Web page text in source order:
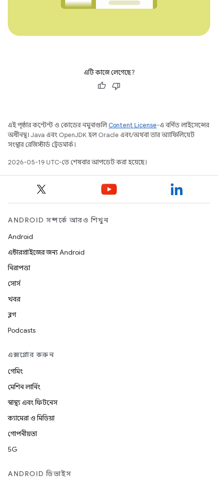
এটি কাজে লেগেছে?
এই পৃষ্ঠার কন্টেন্ট ও কোডের নমুনাগুলিContent License-এ বর্ণিত লাইসেন্সের
অধীনস্থ। Java এবং OpenJDK হল Oracle এবং/অথবা তার অ্যাফিলিয়েট
সংস্থার রেজিস্টার্ড ট্রেডমার্ক।
2026-05-19 UTC-তে শেষবার আপডেট করা হয়েছে।
ANDROID সম্পর্কে আরও শিখুন
Android
এন্টারপ্রাইজের জন্য Android
নিরাপত্তা
সোর্স
খবর
ব্লগ
Podcasts
এক্সপ্লোর করুন
গেমিং
মেশিন লার্নিং
স্বাস্থ্য এবং ফিটনেস
ক্যামেরা ও মিডিয়া
গোপনীয়তা
5G
ANDROID ডিভাইস